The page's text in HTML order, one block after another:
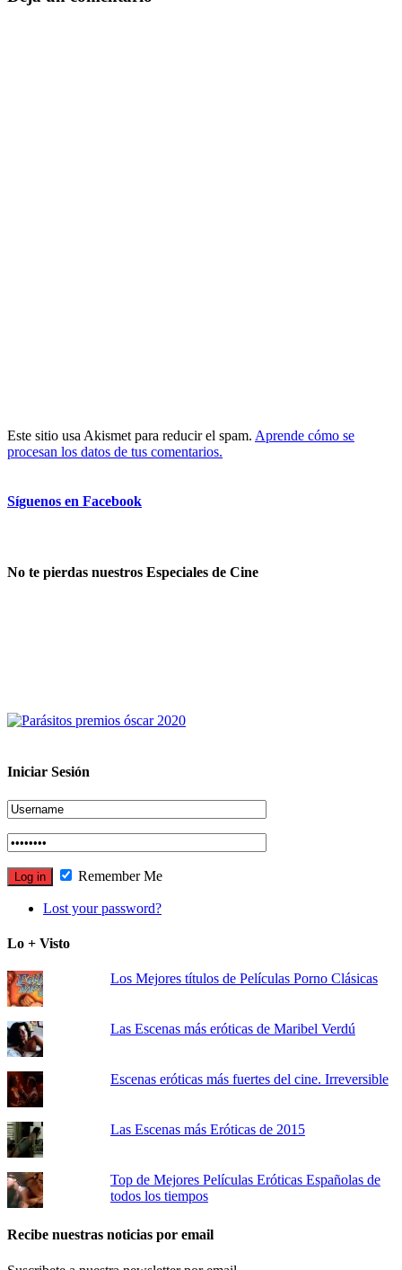
Este sitio usa Akismet para reducir el spam. Aprende cómo se
procesan los datos de tus comentarios.
Síguenos en Facebook
No te pierdas nuestros Especiales de Cine
Iniciar Sesión
Remember Me
Lost your password?
Lo + Visto
Los Mejores títulos de Películas Porno Clásicas
Las Escenas más eróticas de Maribel Verdú
Escenas eróticas más fuertes del cine. Irreversible
Las Escenas más Eróticas de 2015
Top de Mejores Películas Eróticas Españolas de
todos los tiempos
Recibe nuestras noticias por email